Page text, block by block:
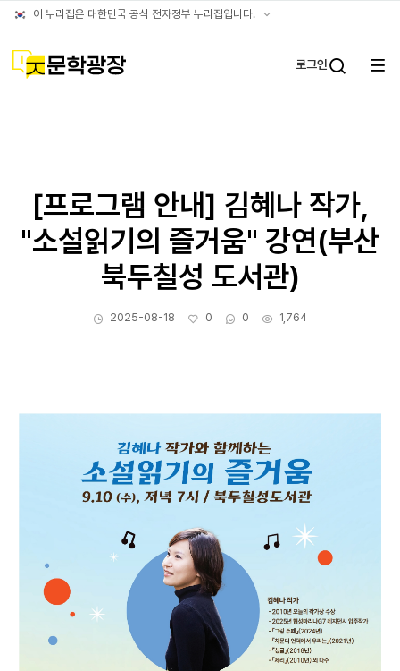
이 누리집은 대한민국 공식 전자정부 누리집입니다. 공식
문학광장 로그인
전체
(대표)
[프로그램 안내] 김혜나 작가,
"소설읽기의 즐거움" 강연(부산
북두칠성 도서관)
작성일
2025-08-18 좋아요
0 댓글수
0 조회수
1,764